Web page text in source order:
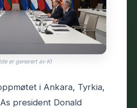
er generert av KI
i Ankara, Tyrkia,
president Donald